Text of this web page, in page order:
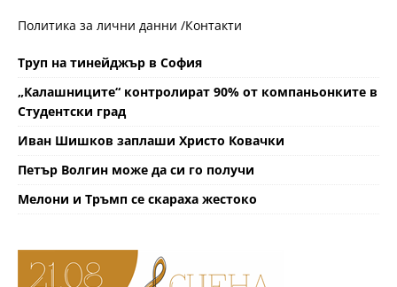
Политика за лични данни /Контакти
Труп на тинейджър в София
„Калашниците“ контролират 90% от компаньонките в
Студентски град
Иван Шишков заплаши Христо Ковачки
Петър Волгин може да си го получи
Мелони и Тръмп се скараха жестоко